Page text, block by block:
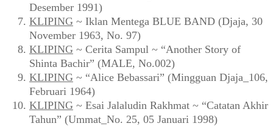
Desember 1991)
KLIPING ~ Iklan Mentega BLUE BAND (Djaja, 30
November 1963, No. 97)
KLIPING ~ Cerita Sampul ~ “Another Story of
Shinta Bachir” (MALE, No.002)
KLIPING ~ “Alice Bebassari” (Mingguan Djaja_106,
Februari 1964)
KLIPING ~ Esai Jalaludin Rakhmat ~ “Catatan Akhir
Tahun” (Ummat_No. 25, 05 Januari 1998)